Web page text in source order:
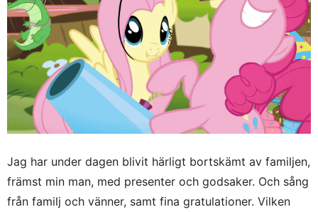
Jag har under dagen blivit härligt bortskämt av familjen,
främst min man, med presenter och godsaker. Och sång
från familj och vänner, samt fina gratulationer. Vilken